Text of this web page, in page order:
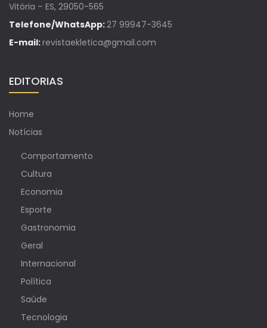
Vitória – ES, 29050-565
Telefone/WhatsApp:27 99947-3645
E-mail:revistaekletica@gmail.com
EDITORIAS
Home
Notícias
Comportamento
Cultura
Economia
Esporte
Gastronomia
Geral
Internacional
Política
Saúde
Tecnologia